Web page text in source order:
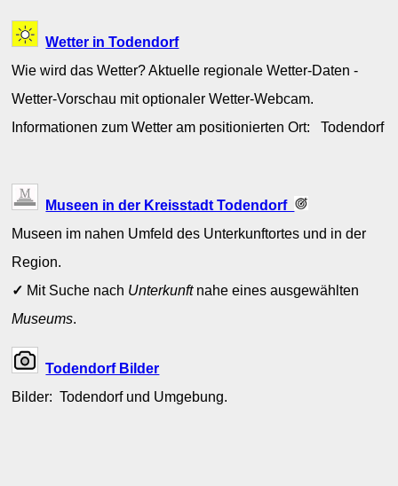
Wetter in Todendorf
Wie wird das Wetter? Aktuelle regionale Wetter-Daten -
Wetter-Vorschau mit optionaler Wetter-Webcam.
Informationen zum Wetter am positionierten Ort: Todendorf
Museen in der Kreisstadt Todendorf
Museen im nahen Umfeld des Unterkunftortes und in der
Region.
✓ Mit Suche nach Unterkunftnahe eines ausgewählten
Museums.
Todendorf Bilder
Bilder: Todendorf und Umgebung.